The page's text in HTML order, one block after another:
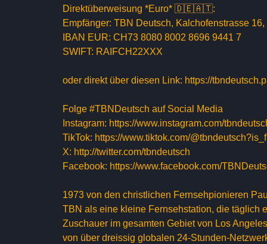
Direktüberweisung *Euro* 🇩🇪🇦🇹:
Empfänger: TBN Deutsch, Kalchofenstrasse
IBAN EUR: CH73 8080 8002 8696 9441 7
SWIFT: RAIFCH22XXX
oder direkt über diesen Link: https://
Folge #TBNDeutsch auf Social Media
Instagram: https://www.instagram.com/
TikTok: https://www.tiktok.com/
X: http://twitter.com/tbndeutsch
Facebook: https://www.facebook.com/
1973 von den christlichen Fernsehpionieren
TBN als eine kleine Fernsehstation, die täglich
Zuschauer im gesamten Gebiet von Los
von über dreissig globalen 24-Stunden-